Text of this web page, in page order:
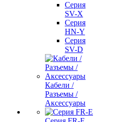
Серия
SV-X
Серия
HN-Y
Серия
SV-D
Кабели /
Разъемы /
Аксессуары